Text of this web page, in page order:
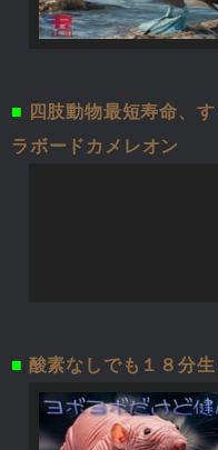
■ 四肢動物最短寿命、
ラボードカメレオン
■ 酸素なしでも１８分